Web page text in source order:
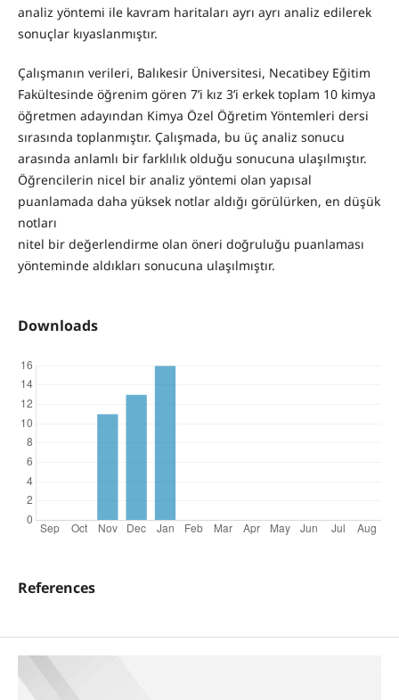
analiz yöntemi ile kavram haritaları ayrı ayrı analiz edilerek
sonuçlar kıyaslanmıştır.
Çalışmanın verileri, Balıkesir Üniversitesi, Necatibey Eğitim
Fakültesinde öğrenim gören 7’i kız 3’i erkek toplam 10 kimya
öğretmen adayından Kimya Özel Öğretim Yöntemleri dersi
sırasında toplanmıştır. Çalışmada, bu üç analiz sonucu
arasında anlamlı bir farklılık olduğu sonucuna ulaşılmıştır.
Öğrencilerin nicel bir analiz yöntemi olan yapısal
puanlamada daha yüksek notlar aldığı görülürken, en düşük
notları
nitel bir değerlendirme olan öneri doğruluğu puanlaması
yönteminde aldıkları sonucuna ulaşılmıştır.
Downloads
References